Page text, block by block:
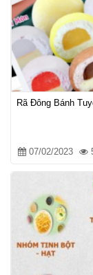
Rã Đông Bánh
07/02/2023